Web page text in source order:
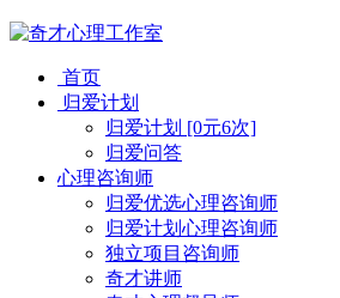
首页
归爱计划
归爱计划 [0元6次]
归爱问答
心理咨询师
归爱优选心理咨询师
归爱计划心理咨询师
独立项目咨询师
奇才讲师